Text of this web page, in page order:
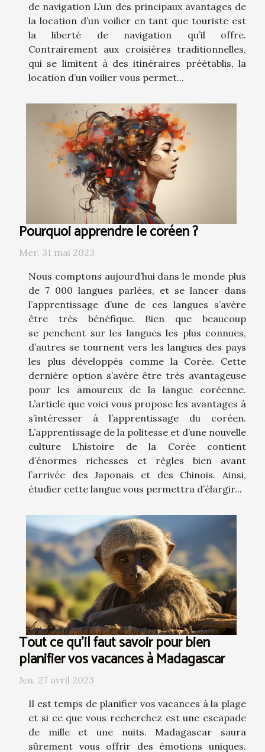
de navigation L’un des principaux avantages de
la location d’un voilier en tant que touriste est
la liberté de navigation qu’il offre.
Contrairement aux croisières traditionnelles,
qui se limitent à des itinéraires préétablis, la
location d’un voilier vous permet...
Pourquoi apprendre le coréen ?
Mer. 31 mai 2023
Nous comptons aujourd’hui dans le monde plus
de 7 000 langues parlées, et se lancer dans
l’apprentissage d’une de ces langues s’avère
être très bénéfique. Bien que beaucoup
se penchent sur les langues les plus connues,
d’autres se tournent vers les langues des pays
les plus développés comme la Corée. Cette
dernière option s’avère être très avantageuse
pour les amoureux de la langue coréenne.
L’article que voici vous propose les avantages à
s’intéresser à l’apprentissage du coréen.
L’apprentissage de la politesse et d’une nouvelle
culture L’histoire de la Corée contient
d’énormes richesses et règles bien avant
l’arrivée des Japonais et des Chinois. Ainsi,
étudier cette langue vous permettra d’élargir...
Tout ce qu'il faut savoir pour bien
planifier vos vacances à Madagascar
Jeu. 27 avril 2023
Il est temps de planifier vos vacances à la plage
et si ce que vous recherchez est une escapade
de mille et une nuits. Madagascar saura
sûrement vous offrir des émotions uniques.